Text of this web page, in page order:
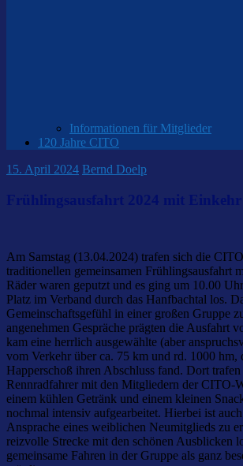
Informationen für Mitglieder
120 Jahre CITO
15. April 2024 Bernd Doelp
Am Samstag (13.04.2024) trafen sich die
traditionellen gemeinsamen Frühlingsausfahrt
Räder waren geputzt und es ging um 10.00
Platz im Verband durch das Hanfbachtal los.
Gemeinschaftsgefühl in einer großen Gruppe
angenehmen Gespräche prägten die Ausfahrt
kam eine herrlich ausgewählte (aber
vom Verkehr über ca. 75 km und rd. 1000
Happerschoß ihren Abschluss fand. Dort
Rennradfahrer mit den Mitgliedern der CITO-
einem kühlen Getränk und einem kleinen
nochmal intensiv aufgearbeitet. Hierbei ist
Ansprache eines weiblichen Neumitglieds zu
reizvolle Strecke mit den schönen Ausblicken
gemeinsame Fahren in der Gruppe als ganz